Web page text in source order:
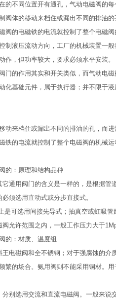
的不同位置开有通孔，气动电磁阀的
的移动来档住或漏出不同的排油的
阀的电磁铁的电流就控制了整个电
制液压流动方向，工厂的机械装置
作，但功率较大，要求必须水平安
门的作用其实和开关类似，而气动电
化基础元件，属于执行器；并不限于
动来档住或漏出不同的排油的孔，而
铁的电流就控制了整个电磁阀的机械运
的：原理和结构品种
通用阀门的含义是一样的，是根据管
须选用直动式或分步直接式。
是可选用间接先导式；抽真空或虹吸
允许范围之内，一般工作压力大于
的：材质、温度组
电磁阀和全不锈钢；对于强腐蚀的
繁的场合。氨用阀则不能采用铜材。
分别选用交流和直流电磁阀。一般来说